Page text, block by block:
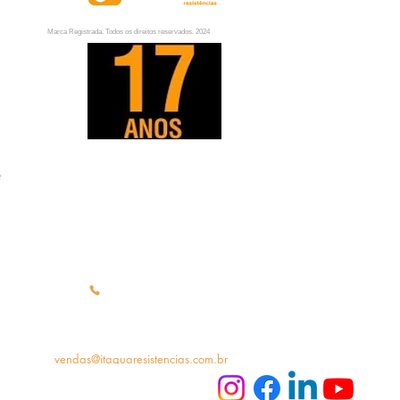
Marca Registrada. Todos os direitos reservados. 2024
vendas@itaquaresistencias.com.br